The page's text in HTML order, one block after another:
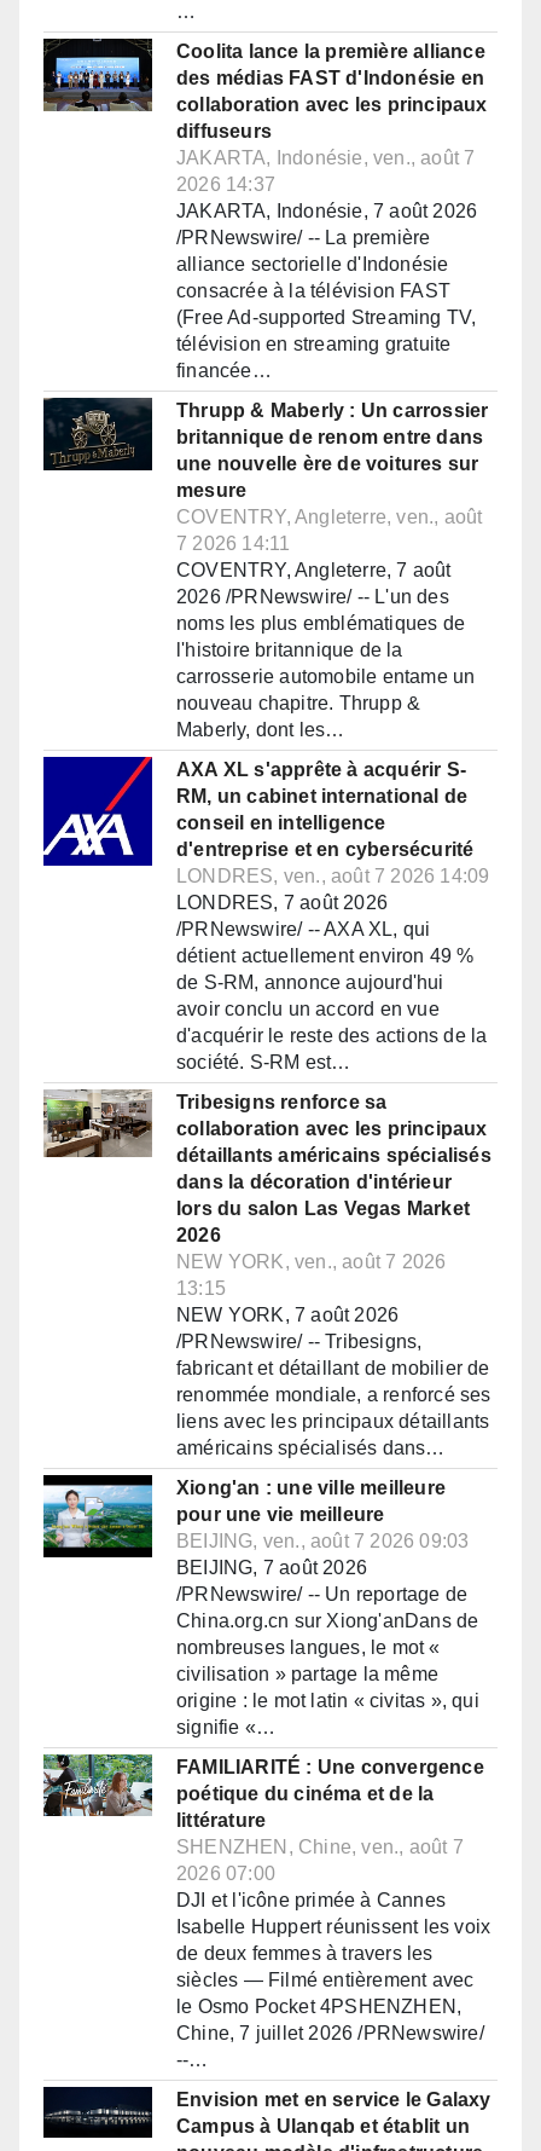
…
Coolita lance la première alliance
des médias FAST d'Indonésie en
collaboration avec les principaux
diffuseurs
JAKARTA, Indonésie, ven., août 7
2026 14:37
JAKARTA, Indonésie, 7 août 2026
/PRNewswire/ -- La première
alliance sectorielle d'Indonésie
consacrée à la télévision FAST
(Free Ad-supported Streaming TV,
télévision en streaming gratuite
financée…
Thrupp & Maberly : Un carrossier
britannique de renom entre dans
une nouvelle ère de voitures sur
mesure
COVENTRY, Angleterre, ven., août
7 2026 14:11
COVENTRY, Angleterre, 7 août
2026 /PRNewswire/ -- L'un des
noms les plus emblématiques de
l'histoire britannique de la
carrosserie automobile entame un
nouveau chapitre. Thrupp &
Maberly, dont les…
AXA XL s'apprête à acquérir S-
RM, un cabinet international de
conseil en intelligence
d'entreprise et en cybersécurité
LONDRES, ven., août 7 2026 14:09
LONDRES, 7 août 2026
/PRNewswire/ -- AXA XL, qui
détient actuellement environ 49 %
de S-RM, annonce aujourd'hui
avoir conclu un accord en vue
d'acquérir le reste des actions de la
société. S-RM est…
Tribesigns renforce sa
collaboration avec les principaux
détaillants américains spécialisés
dans la décoration d'intérieur
lors du salon Las Vegas Market
2026
NEW YORK, ven., août 7 2026
13:15
NEW YORK, 7 août 2026
/PRNewswire/ -- Tribesigns,
fabricant et détaillant de mobilier de
renommée mondiale, a renforcé ses
liens avec les principaux détaillants
américains spécialisés dans…
Xiong'an : une ville meilleure
pour une vie meilleure
BEIJING, ven., août 7 2026 09:03
BEIJING, 7 août 2026
/PRNewswire/ -- Un reportage de
China.org.cn sur Xiong'anDans de
nombreuses langues, le mot «
civilisation » partage la même
origine : le mot latin « civitas », qui
signifie «…
FAMILIARITÉ : Une convergence
poétique du cinéma et de la
littérature
SHENZHEN, Chine, ven., août 7
2026 07:00
DJI et l'icône primée à Cannes
Isabelle Huppert réunissent les voix
de deux femmes à travers les
siècles — Filmé entièrement avec
le Osmo Pocket 4PSHENZHEN,
Chine, 7 juillet 2026 /PRNewswire/
--…
Envision met en service le Galaxy
Campus à Ulanqab et établit un